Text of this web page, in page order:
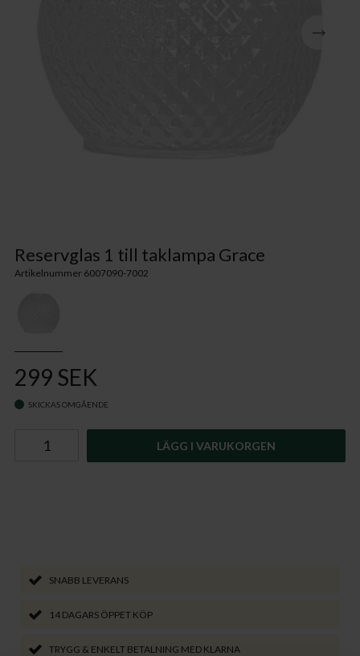
Reservglas 1 till taklampa Grace
Artikelnummer 6007090-7002
299 SEK
SKICKAS OMGÅENDE
LÄGG I VARUKORGEN
SNABB LEVERANS
14 DAGARS ÖPPET KÖP
TRYGG & ENKELT BETALNING MED KLARNA